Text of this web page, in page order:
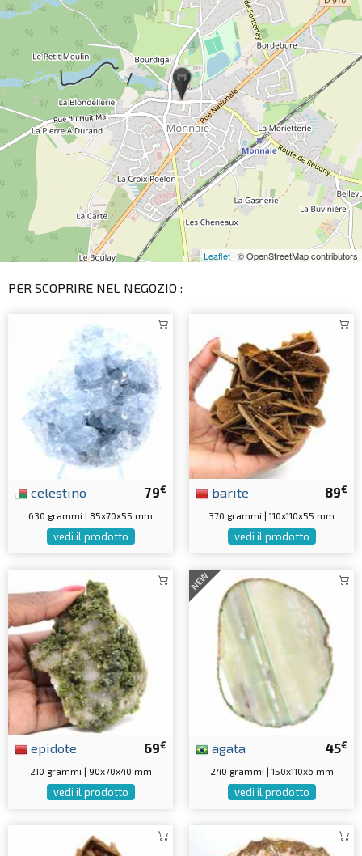
Leaflet | © OpenStreetMap contributors
PER SCOPRIRE NEL NEGOZIO :
79€
celestino
630 grammi | 85x70x55 mm
vedi il prodotto
89€
barite
370 grammi | 110x110x55 mm
vedi il prodotto
69€
epidote
210 grammi | 90x70x40 mm
vedi il prodotto
NEW
45€
agata
240 grammi | 150x110x6 mm
vedi il prodotto